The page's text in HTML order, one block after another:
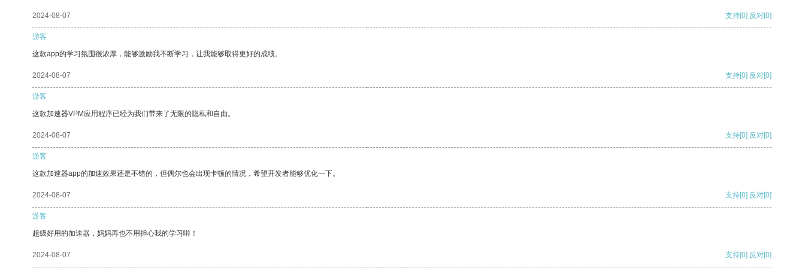
2024-08-07 支持[0] 反对[0]
游客
这款app的学习氛围很浓厚，能够激励我不断学习，让我能够取得更好的成绩。
2024-08-07 支持[0] 反对[0]
游客
这款加速器VPM应用程序已经为我们带来了无限的隐私和自由。
2024-08-07 支持[0] 反对[0]
游客
这款加速器app的加速效果还是不错的，但偶尔也会出现卡顿的情况，希望开发者能够优化一下。
2024-08-07 支持[0] 反对[0]
游客
超级好用的加速器，妈妈再也不用担心我的学习啦！
2024-08-07 支持[0] 反对[0]